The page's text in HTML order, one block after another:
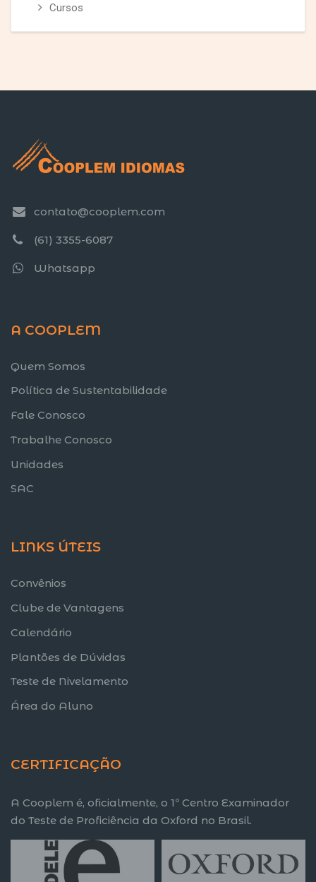
Cursos
contato@cooplem.com
(61) 3355-6087
Whatsapp
A COOPLEM
Quem Somos
Política de Sustentabilidade
Fale Conosco
Trabalhe Conosco
Unidades
SAC
LINKS ÚTEIS
Convênios
Clube de Vantagens
Calendário
Plantões de Dúvidas
Teste de Nivelamento
Área do Aluno
CERTIFICAÇÃO
A Cooplem é, oficialmente, o 1º Centro Examinador
do Teste de Proficiência da Oxford no Brasil.